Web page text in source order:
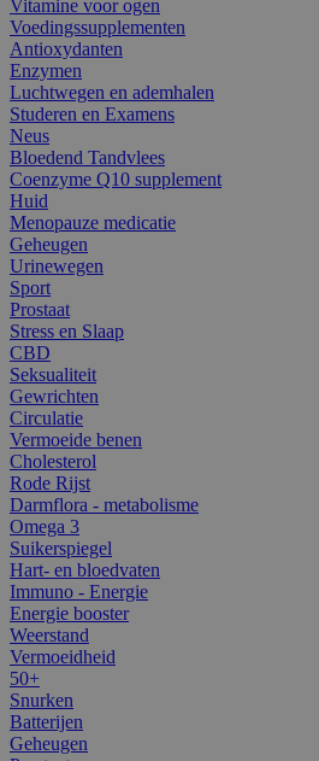
Vitamine voor ogen
Voedingssupplementen
Antioxydanten
Enzymen
Luchtwegen en ademhalen
Studeren en Examens
Neus
Bloedend Tandvlees
Coenzyme Q10 supplement
Huid
Menopauze medicatie
Geheugen
Urinewegen
Sport
Prostaat
Stress en Slaap
CBD
Seksualiteit
Gewrichten
Circulatie
Vermoeide benen
Cholesterol
Rode Rijst
Darmflora - metabolisme
Omega 3
Suikerspiegel
Hart- en bloedvaten
Immuno - Energie
Energie booster
Weerstand
Vermoeidheid
50+
Snurken
Batterijen
Geheugen